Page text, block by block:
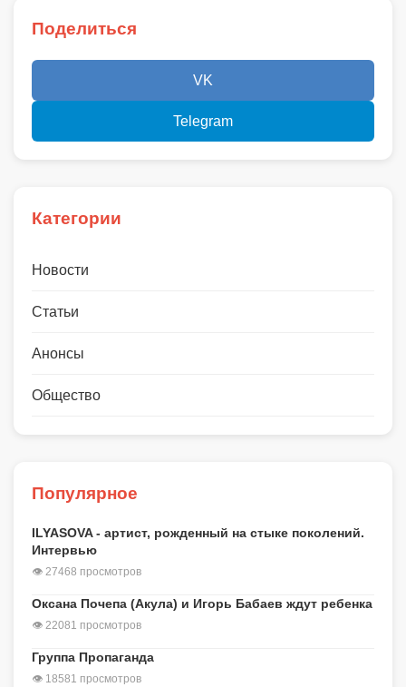
Поделиться
VK
Telegram
Категории
Новости
Статьи
Анонсы
Общество
Популярное
ILYASOVA - артист, рожденный на стыке поколений.
Интервью
👁 27468 просмотров
Оксана Почепа (Акула) и Игорь Бабаев ждут ребенка
👁 22081 просмотров
Группа Пропаганда
👁 18581 просмотров